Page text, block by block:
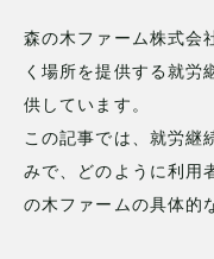
森の木ファーム株式会
く場所を提供する就労
供しています。
この記事では、就労継
みで、どのように利用
の木ファームの具体的